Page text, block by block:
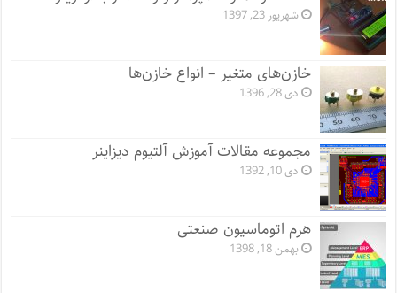
شهریور 23, 1397
خازن‌های متغیر – انواع خازن‌ها
دی 28, 1396
مجموعه مقالات آموزش آلتیوم دیزاینر
دی 10, 1392
هرم اتوماسیون صنعتی
بهمن 18, 1398